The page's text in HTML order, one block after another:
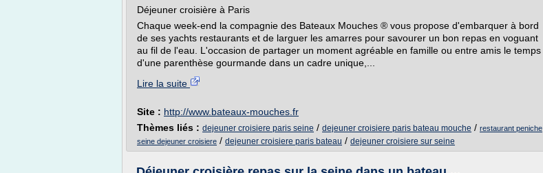
Déjeuner croisière à Paris
Chaque week-end la compagnie des Bateaux Mouches ® vous propose d'embarquer à bord
de ses yachts restaurants et de larguer les amarres pour savourer un bon repas en voguant
au fil de l'eau. L'occasion de partager un moment agréable en famille ou entre amis le temps
d'une parenthèse gourmande dans un cadre unique,...
Lire la suite
Site : http://www.bateaux-mouches.fr
Thèmes liés : dejeuner croisiere paris seine / dejeuner croisiere paris bateau mouche / restaurant peniche
seine dejeuner croisiere / dejeuner croisiere paris bateau / dejeuner croisiere sur seine